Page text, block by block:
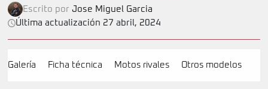
Escrito por Jose Miguel Garcia
Última actualización 27 abril, 2024
Galería Ficha técnica Motos rivales Otros modelos